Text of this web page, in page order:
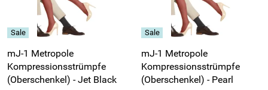
mJ-1 Metropole
Kompressionsstrümpfe
(Oberschenkel) - Jet Black
mJ-1 Metropole
Kompressionsstrümpfe
(Oberschenkel) - Pearl